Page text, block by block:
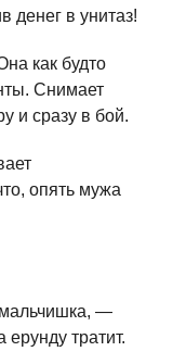
денег в унитаз!
как будто
Снимает
и сразу в бой.
опять мужа
—
тратит.